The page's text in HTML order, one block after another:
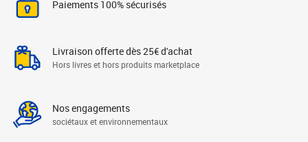
Paiements 100% sécurisés
Livraison offerte dès 25€ d'achat
Hors livres et hors produits marketplace
Nos engagements
sociétaux et environnementaux